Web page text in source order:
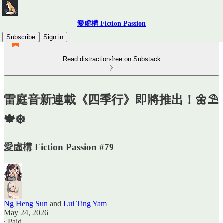
愛虛構 Fiction Passion
Subscribe
Sign in
Read distraction-free on Substack
雷庭音新連載《四季行》即將推出！🌼⛱️
🍁❄️
愛虛構 Fiction Passion #79
Ng Heng Sun and Lui Ting Yam
May 24, 2026
∙ Paid